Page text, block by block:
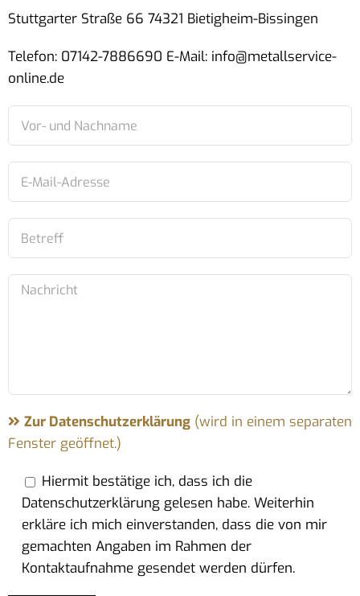
Stuttgarter Straße 66 74321 Bietigheim-Bissingen
Telefon: 07142-7886690 E-Mail: info@metallservice-
online.de
Zur Datenschutzerklärung(wird in einem separaten
Fenster geöffnet.)
Hiermit bestätige ich, dass ich die
Datenschutzerklärung gelesen habe. Weiterhin
erkläre ich mich einverstanden, dass die von mir
gemachten Angaben im Rahmen der
Kontaktaufnahme gesendet werden dürfen.